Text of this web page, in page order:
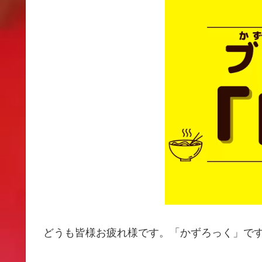
どうも皆様お疲れ様です。「かずろっく」で